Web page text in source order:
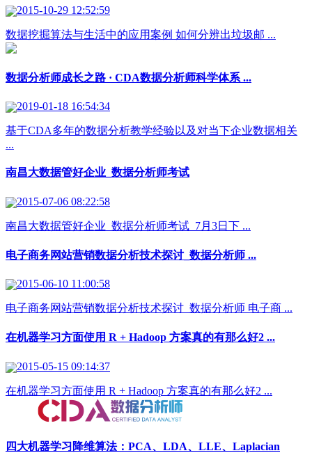
2015-10-29 12:52:59
数据挖掘算法与生活中的应用案例 如何分辨出垃圾邮 ...
数据分析师成长之路 · CDA数据分析师科学体系 ...
2019-01-18 16:54:34
基于CDA多年的数据分析教学经验以及对当下企业数据相关
...
南昌大数据管好企业_数据分析师考试
2015-07-06 08:22:58
南昌大数据管好企业_数据分析师考试 7月3日下 ...
电子商务网站营销数据分析技术探讨_数据分析师​ ...
2015-06-10 11:00:58
电子商务网站营销数据分析技术探讨_数据分析师 电子商 ...
在机器学习方面使用 R + Hadoop 方案真的有那么好2 ...
2015-05-15 09:14:37
在机器学习方面使用 R + Hadoop 方案真的有那么好2 ...
四大机器学习降维算法：PCA、LDA、LLE、Laplacian